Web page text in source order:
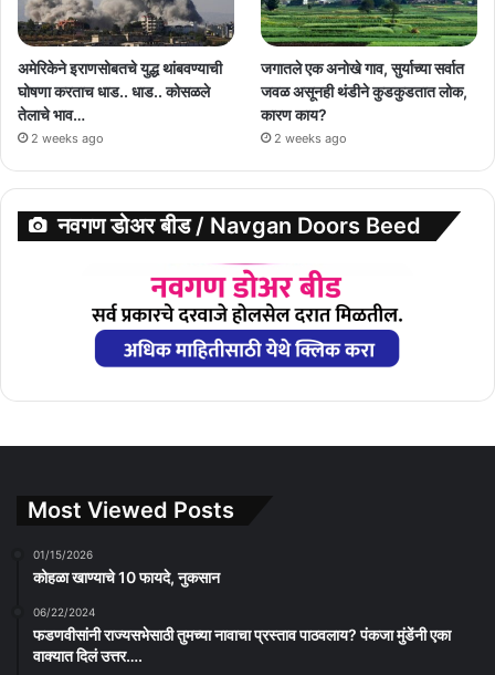
अमेरिकेने इराणसोबतचे युद्ध थांबवण्याची
घोषणा करताच धाड.. धाड.. कोसळले
तेलाचे भाव…
2 weeks ago
जगातले एक अनोखे गाव, सुर्याच्या सर्वात
जवळ असूनही थंडीने कुडकुडतात लोक,
कारण काय?
2 weeks ago
नवगण डोअर बीड / Navgan Doors Beed
Most Viewed Posts
01/15/2026
कोहळा खाण्याचे 10 फायदे, नुकसान
06/22/2024
फडणवीसांनी राज्यसभेसाठी तुमच्या नावाचा प्रस्ताव पाठवलाय? पंकजा मुंडेंनी एका
वाक्यात दिलं उत्तर….